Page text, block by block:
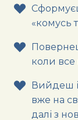
«комусь
коли все
Вийдеш
вже на
далі з